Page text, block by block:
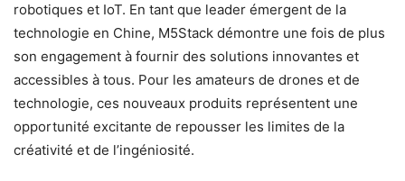
robotiques et IoT. En tant que leader émergent de la
technologie en Chine, M5Stack démontre une fois de plus
son engagement à fournir des solutions innovantes et
accessibles à tous. Pour les amateurs de drones et de
technologie, ces nouveaux produits représentent une
opportunité excitante de repousser les limites de la
créativité et de l’ingéniosité.